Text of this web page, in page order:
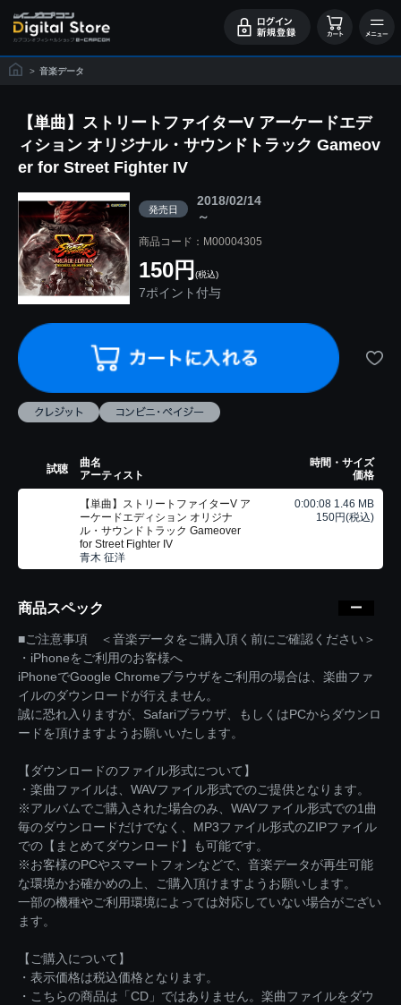
> 音楽データ
【単曲】ストリートファイターV アーケードエデ
ィション オリジナル・サウンドトラック Gameov
er for Street Fighter IV
発売日
2018/02/14
～
商品コード：M00004305
150円 (税込)
7ポイント付与
試聴
曲名
アーティスト
時間・サイズ
価格
【単曲】ストリートファイターV ア
ーケードエディション オリジナ
ル・サウンドトラック Gameover
for Street Fighter IV
青木 征洋
0:00:08 1.46 MB
150円(税込)
商品スペック
■ご注意事項 ＜音楽データをご購入頂く前にご確認ください＞
・iPhoneをご利用のお客様へ
iPhoneでGoogle Chromeブラウザをご利用の場合は、楽曲ファ
イルのダウンロードが行えません。
誠に恐れ入りますが、Safariブラウザ、もしくはPCからダウンロ
ードを頂けますようお願いいたします。
【ダウンロードのファイル形式について】
・楽曲ファイルは、WAVファイル形式でのご提供となります。
※アルバムでご購入された場合のみ、WAVファイル形式での1曲
毎のダウンロードだけでなく、MP3ファイル形式のZIPファイル
での【まとめてダウンロード】も可能です。
※お客様のPCやスマートフォンなどで、音楽データが再生可能
な環境かお確かめの上、ご購入頂けますようお願いします。
一部の機種やご利用環境によっては対応していない場合がござい
ます。
【ご購入について】
・表示価格は税込価格となります。
・こちらの商品は「CD」ではありません。楽曲ファイルをダウ